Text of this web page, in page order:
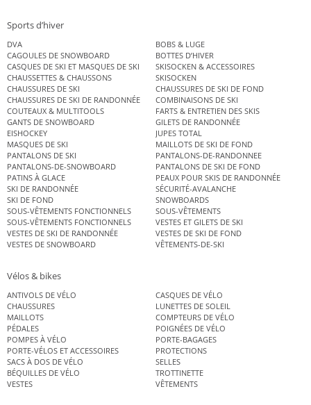
Sports d’hiver
DVA
BOBS & LUGE
CAGOULES DE SNOWBOARD
BOTTES D’HIVER
CASQUES DE SKI ET MASQUES DE SKI
SKISOCKEN & ACCESSOIRES
CHAUSSETTES & CHAUSSONS
SKISOCKEN
CHAUSSURES DE SKI
CHAUSSURES DE SKI DE FOND
CHAUSSURES DE SKI DE RANDONNÉE
COMBINAISONS DE SKI
COUTEAUX & MULTITOOLS
FARTS & ENTRETIEN DES SKIS
GANTS DE SNOWBOARD
GILETS DE RANDONNÉE
EISHOCKEY
JUPES TOTAL
MASQUES DE SKI
MAILLOTS DE SKI DE FOND
PANTALONS DE SKI
PANTALONS-DE-RANDONNEE
PANTALONS-DE-SNOWBOARD
PANTALONS DE SKI DE FOND
PATINS À GLACE
PEAUX POUR SKIS DE RANDONNÉE
SKI DE RANDONNÉE
SÉCURITÉ-AVALANCHE
SKI DE FOND
SNOWBOARDS
SOUS-VÊTEMENTS FONCTIONNELS
SOUS-VÊTEMENTS
SOUS-VÊTEMENTS FONCTIONNELS
VESTES ET GILETS DE SKI
VESTES DE SKI DE RANDONNÉE
VESTES DE SKI DE FOND
VESTES DE SNOWBOARD
VÊTEMENTS-DE-SKI
Vélos & bikes
ANTIVOLS DE VÉLO
CASQUES DE VÉLO
CHAUSSURES
LUNETTES DE SOLEIL
MAILLOTS
COMPTEURS DE VÉLO
PÉDALES
POIGNÉES DE VÉLO
POMPES À VÉLO
PORTE-BAGAGES
PORTE-VÉLOS ET ACCESSOIRES
PROTECTIONS
SACS À DOS DE VÉLO
SELLES
BÉQUILLES DE VÉLO
TROTTINETTE
VESTES
VÊTEMENTS